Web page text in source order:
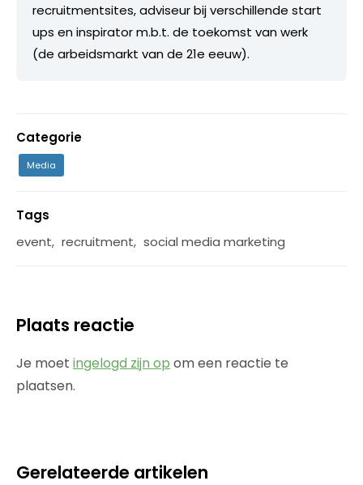
recruitmentsites, adviseur bij verschillende start
ups en inspirator m.b.t. de toekomst van werk
(de arbeidsmarkt van de 21e eeuw).
Categorie
Media
Tags
event, recruitment, social media marketing
Plaats reactie
Je moet ingelogd zijn op om een reactie te
plaatsen.
Gerelateerde artikelen